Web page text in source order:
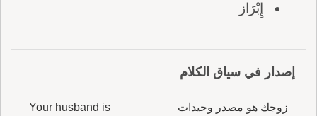
إِبْرَاز
إصدار في سياق الكلام
زوجك هو مصدر وحيدات
Your husband is